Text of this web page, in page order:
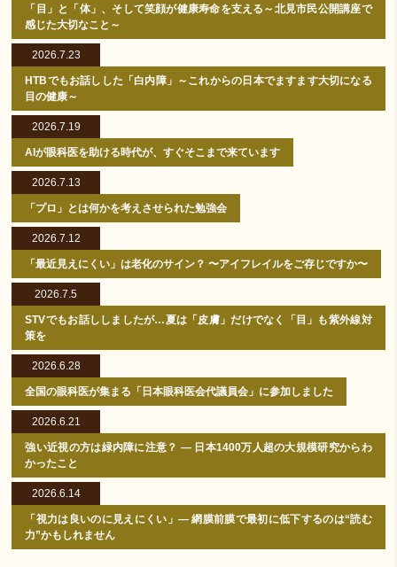
「目」と「体」、そして笑顔が健康寿命を支える～北見市民公開講座で
感じた大切なこと～
2026.7.23
HTBでもお話しした「白内障」～これからの日本でますます大切になる
目の健康～
2026.7.19
AIが眼科医を助ける時代が、すぐそこまで来ています
2026.7.13
「プロ」とは何かを考えさせられた勉強会
2026.7.12
「最近見えにくい」は老化のサイン？ 〜アイフレイルをご存じですか〜
2026.7.5
STVでもお話ししましたが…夏は「皮膚」だけでなく「目」も紫外線対
策を
2026.6.28
全国の眼科医が集まる「日本眼科医会代議員会」に参加しました
2026.6.21
強い近視の方は緑内障に注意？ ― 日本1400万人超の大規模研究からわ
かったこと
2026.6.14
「視力は良いのに見えにくい」― 網膜前膜で最初に低下するのは“読む
力”かもしれません